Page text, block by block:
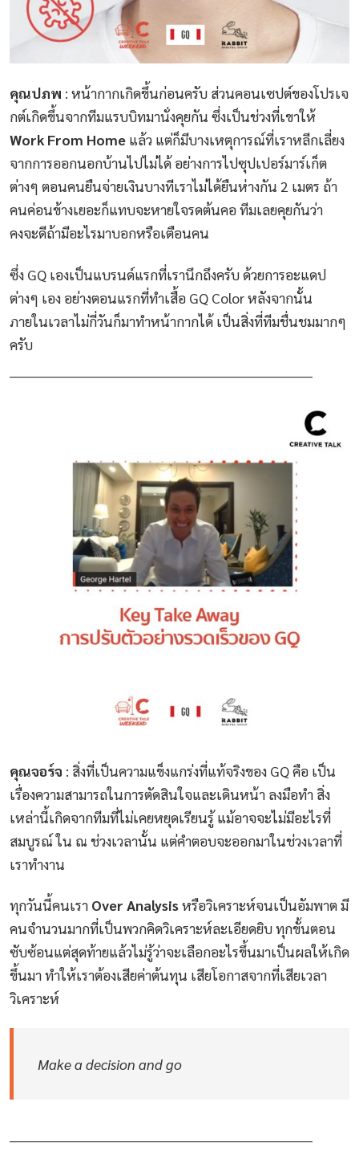
คุณปภพ : หน้ากากเกิดขึ้นก่อนครับ ส่วนคอนเซปต์ของโปรเจ
กต์เกิดขึ้นจากทีมแรบบิทมานั่งคุยกัน ซึ่งเป็นช่วงที่เขาให้
Work From Home แล้ว แต่ก็มีบางเหตุการณ์ที่เราหลีกเลี่ยง
จากการออกนอกบ้านไปไม่ได้ อย่างการไปซุปเปอร์มาร์เก็ต
ต่างๆ ตอนคนยืนจ่ายเงินบางทีเราไม่ได้ยืนห่างกัน 2 เมตร ถ้า
คนค่อนข้างเยอะก็แทบจะหายใจรดต้นคอ ทีมเลยคุยกันว่า
คงจะดีถ้ามีอะไรมาบอกหรือเตือนคน
ซึ่ง GQ เองเป็นแบรนด์แรกที่เรานึกถึงครับ ด้วยการอะแดป
ต่างๆ เอง อย่างตอนแรกที่ทำเสื้อ GQ Color หลังจากนั้น
ภายในเวลาไม่กี่วันก็มาทำหน้ากากได้ เป็นสิ่งที่ทีมชื่นชมมากๆ
ครับ
คุณจอร์จ : สิ่งที่เป็นความแข็งแกร่งที่แท้จริงของ GQ คือ เป็น
เรื่องความสามารถในการตัดสินใจและเดินหน้า ลงมือทำ สิ่ง
เหล่านี้เกิดจากทีมที่ไม่เคยหยุดเรียนรู้ แม้อาจจะไม่มีอะไรที่
สมบูรณ์ ใน ณ ช่วงเวลานั้น แต่คำตอบจะออกมาในช่วงเวลาที่
เราทำงาน
ทุกวันนี้คนเรา Over Analysisหรือวิเคราะห์จนเป็นอัมพาต มี
คนจำนวนมากที่เป็นพวกคิดวิเคราะห์ละเอียดยิบ ทุกขั้นตอน
ซับซ้อนแต่สุดท้ายแล้วไม่รู้ว่าจะเลือกอะไรขึ้นมาเป็นผลให้เกิด
ขึ้นมา ทำให้เราต้องเสียค่าต้นทุน เสียโอกาสจากที่เสียเวลา
วิเคราะห์
Make a decision and go